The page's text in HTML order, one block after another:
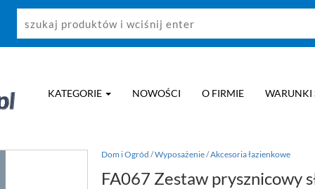
KATEGORIE NOWOŚCI O FIRMIE WARUNKI
Dom i Ogród /Wyposażenie/Akcesoria łazienkowe
FA067 Zestaw prysznicowy